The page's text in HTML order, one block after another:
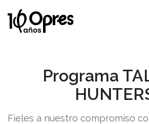
Programa
Fieles a nuestro compromiso